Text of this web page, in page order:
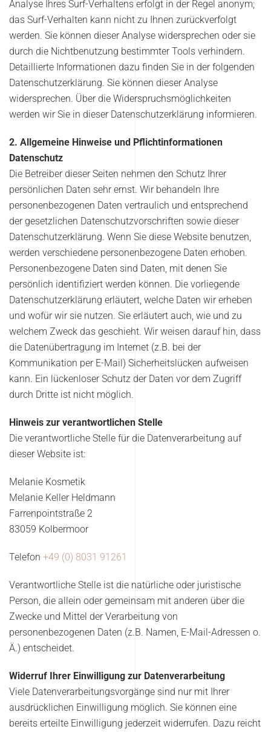
Analyse Ihres Surf-Verhaltens erfolgt in der Regel anonym;
das Surf-Verhalten kann nicht zu Ihnen zurückverfolgt
werden. Sie können dieser Analyse widersprechen oder sie
durch die Nichtbenutzung bestimmter Tools verhindern.
Detaillierte Informationen dazu finden Sie in der folgenden
Datenschutzerklärung. Sie können dieser Analyse
widersprechen. Über die Widerspruchsmöglichkeiten
werden wir Sie in dieser Datenschutzerklärung informieren.
2. Allgemeine Hinweise und Pflichtinformationen
Datenschutz
Die Betreiber dieser Seiten nehmen den Schutz Ihrer
persönlichen Daten sehr ernst. Wir behandeln Ihre
personenbezogenen Daten vertraulich und entsprechend
der gesetzlichen Datenschutzvorschriften sowie dieser
Datenschutzerklärung. Wenn Sie diese Website benutzen,
werden verschiedene personenbezogene Daten erhoben.
Personenbezogene Daten sind Daten, mit denen Sie
persönlich identifiziert werden können. Die vorliegende
Datenschutzerklärung erläutert, welche Daten wir erheben
und wofür wir sie nutzen. Sie erläutert auch, wie und zu
welchem Zweck das geschieht. Wir weisen darauf hin, dass
die Datenübertragung im Internet (z.B. bei der
Kommunikation per E-Mail) Sicherheitslücken aufweisen
kann. Ein lückenloser Schutz der Daten vor dem Zugriff
durch Dritte ist nicht möglich.
Hinweis zur verantwortlichen Stelle
Die verantwortliche Stelle für die Datenverarbeitung auf
dieser Website ist:
Melanie Kosmetik
Melanie Keller Heldmann
Farrenpointstraße 2
83059 Kolbermoor
Telefon +49 (0) 8031 91261
Verantwortliche Stelle ist die natürliche oder juristische
Person, die allein oder gemeinsam mit anderen über die
Zwecke und Mittel der Verarbeitung von
personenbezogenen Daten (z.B. Namen, E-Mail-Adressen o.
Ä.) entscheidet.
Widerruf Ihrer Einwilligung zur Datenverarbeitung
Viele Datenverarbeitungsvorgänge sind nur mit Ihrer
ausdrücklichen Einwilligung möglich. Sie können eine
bereits erteilte Einwilligung jederzeit widerrufen. Dazu reicht